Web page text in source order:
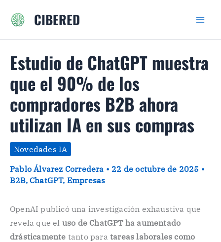
CIBERED
Estudio de ChatGPT muestra
que el 90% de los
compradores B2B ahora
utilizan IA en sus compras
Novedades IA
Pablo Álvarez Corredera • 22 de octubre de 2025 •
B2B,ChatGPT, Empresas
OpenAI publicó una investigación exhaustiva que
revela que el uso de ChatGPT ha aumentado
drásticamente tanto paratareas laborales como